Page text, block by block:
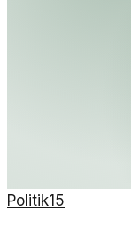
Politik15